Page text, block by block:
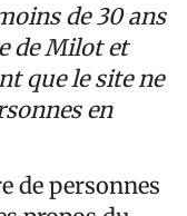
de 30 ans
de Milot et
que le site ne
en
de personnes